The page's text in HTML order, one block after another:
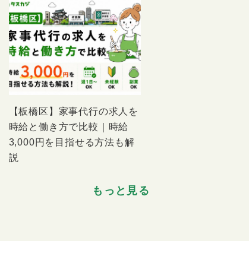
【板橋区】家事代行の求人を
時給と働き方で比較｜時給
3,000円を目指せる方法も解
説
もっと見る